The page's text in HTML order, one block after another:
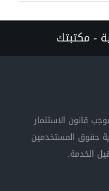
- مكتبتك
قانون الاستثمار
2015 وذلك لحماية حقوق المستخدمين
الخدمة.